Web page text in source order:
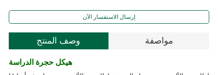
إرسال الاستفسار الآن
وصف المنتج مواصفة
هيكل حجرة الدراسة